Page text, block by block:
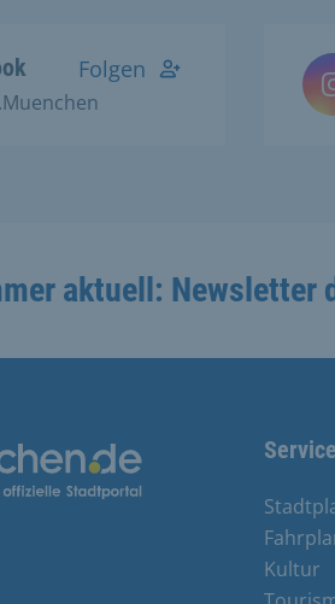
Folgen
aktuell: Newsletter
Links
Kultur